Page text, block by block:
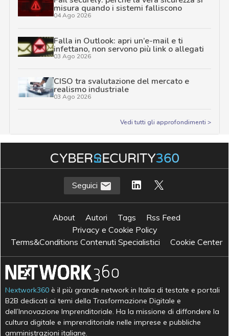
misura quando i sistemi falliscono
04 Ago 2026
Falla in Outlook: apri un’e-mail e ti
infettano, non servono più link o allegati
03 Ago 2026
CISO tra svalutazione del mercato e
realismo industriale
03 Ago 2026
Vedi tutti gli approfondimenti >
Seguici
About Autori Tags
Rss Feed
Privacy e Cookie Policy
Terms&Conditions Contenuti Specialistici
Cookie Center
Nextwork360 è il più grande network in Italia di testate e portali
B2B dedicati ai temi della Trasformazione Digitale e
dell’Innovazione Imprenditoriale. Ha la missione di diffondere la
cultura digitale e imprenditoriale nelle imprese e pubbliche
amministrazioni italiane.